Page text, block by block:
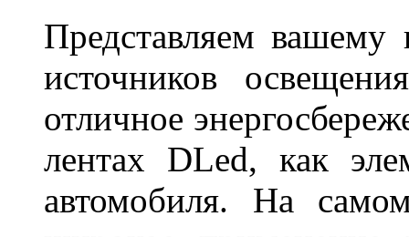
Представляем
источников
отличное
лентах DLed, как
автомобиля. На